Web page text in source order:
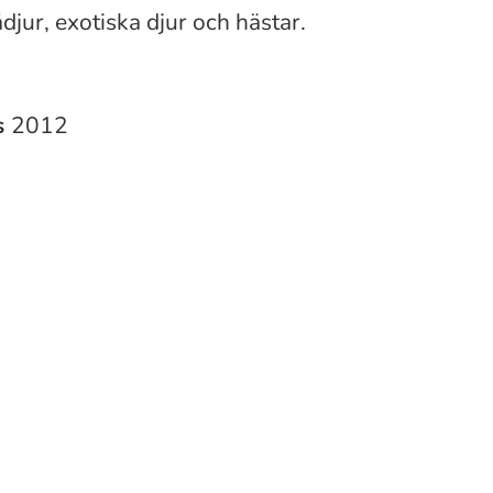
exotiska djur och hästar.
2012